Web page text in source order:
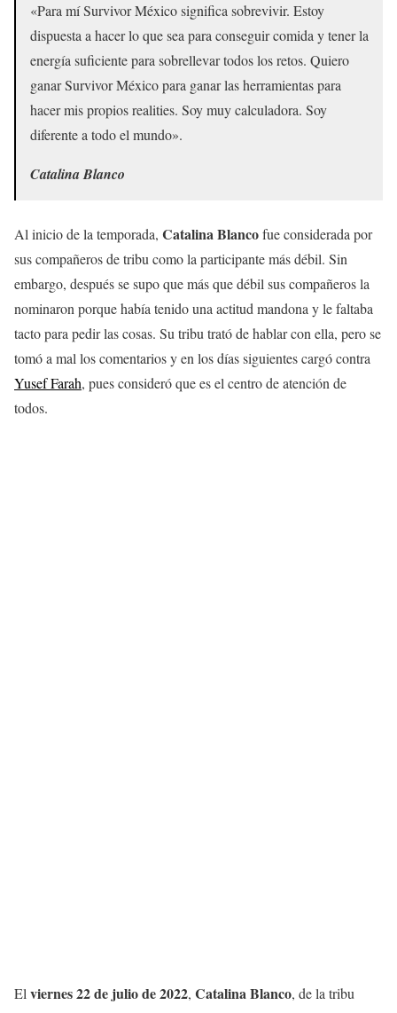
«Para mí Survivor México significa sobrevivir. Estoy
dispuesta a hacer lo que sea para conseguir comida y tener la
energía suficiente para sobrellevar todos los retos. Quiero
ganar Survivor México para ganar las herramientas para
hacer mis propios realities. Soy muy calculadora. Soy
diferente a todo el mundo».
Catalina Blanco
Al inicio de la temporada, Catalina Blancofue considerada por
sus compañeros de tribu como la participante más débil. Sin
embargo, después se supo que más que débil sus compañeros la
nominaron porque había tenido una actitud mandona y le faltaba
tacto para pedir las cosas. Su tribu trató de hablar con ella, pero se
tomó a mal los comentarios y en los días siguientes cargó contra
Yusef Farah, pues consideró que es el centro de atención de
todos.
El viernes 22 de julio de 2022, Catalina Blanco, de la tribu